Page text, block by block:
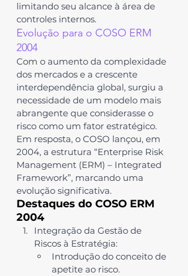
limitando seu alcance à área de
controles internos.
Evolução para o COSO ERM
2004
Com o aumento da complexidade
dos mercados e a crescente
interdependência global, surgiu a
necessidade de um modelo mais
abrangente que considerasse o
risco como um fator estratégico.
Em resposta, o COSO lançou, em
2004, a estrutura “Enterprise Risk
Management (ERM) – Integrated
Framework”, marcando uma
evolução significativa.
Destaques do COSO ERM
2004
Integração da Gestão de
Riscos à Estratégia:
Introdução do conceito de
apetite ao risco.